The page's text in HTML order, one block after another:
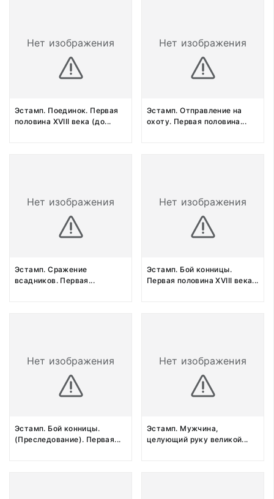
Нет изображения
Эстамп. Поединок. Первая
половина XVIII века (до...
Нет изображения
Эстамп. Отправление на
охоту. Первая половина ...
Нет изображения
Эстамп. Сражение
всадников. Первая ...
Нет изображения
Эстамп. Бой конницы.
Первая половина XVIII века...
Нет изображения
Эстамп. Бой конницы.
(Преследование). Первая...
Нет изображения
Эстамп. Мужчина,
целующий руку великой...